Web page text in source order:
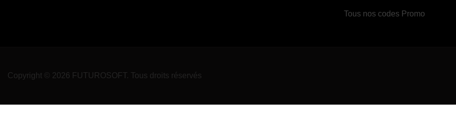
Tous nos codes Promo
Copyright © 2026 FUTUROSOFT. Tous droits réservés